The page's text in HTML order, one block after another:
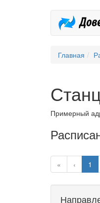
Главная
Примерный
« ‹ 1